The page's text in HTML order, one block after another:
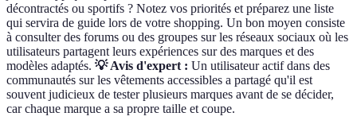
décontractés ou sportifs ? Notez vos priorités et préparez une liste
qui servira de guide lors de votre shopping. Un bon moyen consiste
à consulter des forums ou des groupes sur les réseaux sociaux où les
utilisateurs partagent leurs expériences sur des marques et des
modèles adaptés. 💡 Avis d'expert : Un utilisateur actif dans des
communautés sur les vêtements accessibles a partagé qu'il est
souvent judicieux de tester plusieurs marques avant de se décider,
car chaque marque a sa propre taille et coupe.